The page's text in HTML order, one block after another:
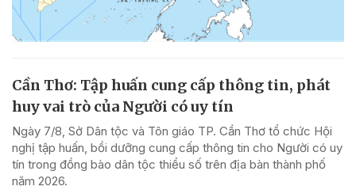
Cần Thơ: Tập huấn cung cấp thông tin, phát
huy vai trò của Người có uy tín
Ngày 7/8, Sở Dân tộc và Tôn giáo TP. Cần Thơ tổ chức Hội
nghị tập huấn, bồi dưỡng cung cấp thông tin cho Người có uy
tín trong đồng bào dân tộc thiểu số trên địa bàn thành phố
năm 2026.